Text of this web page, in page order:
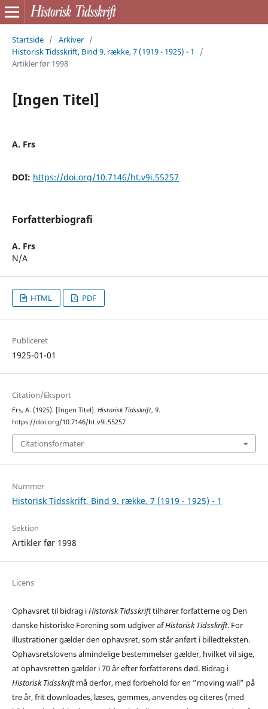
Startside / Arkiver /
Historisk Tidsskrift, Bind 9. række, 7 (1919 - 1925) - 1
/
Artikler før 1998
[Ingen Titel]
A. Frs
DOI: https://doi.org/10.7146/ht.v9i.55257
Forfatterbiografi
A. Frs
N/A
HTML PDF
Publiceret
1925-01-01
Citation/Eksport
Frs, A. (1925). [Ingen Titel]. Historisk Tidsskrift, 9.
https://doi.org/10.7146/ht.v9i.55257
Citationsformater
Nummer
Historisk Tidsskrift, Bind 9. række, 7 (1919 - 1925) - 1
Sektion
Artikler før 1998
Licens
Ophavsret til bidrag iHistorisk Tidsskrifttilhører forfatterne og Den
danske historiske Forening som udgiver afHistorisk Tidsskrift. For
illustrationer gælder den ophavsret, som står anført i billedteksten.
Ophavsretslovens almindelige bestemmelser gælder, hvilket vil sige,
at ophavsretten gælder i 70 år efter forfatterens død. Bidrag i
Historisk Tidsskriftmå derfor, med forbehold for en ”moving wall” på
tre år, frit downloades, læses, gemmes, anvendes og citeres (med